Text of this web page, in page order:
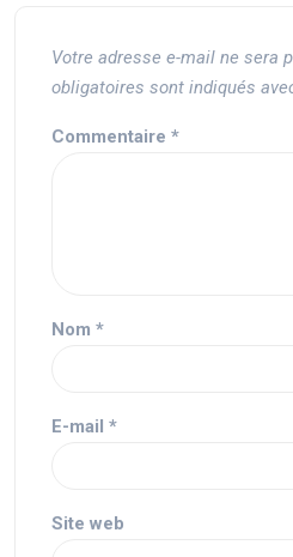
Votre adresse e-mail ne sera
obligatoires sont indiqués
Commentaire *
Nom *
E-mail *
Site web